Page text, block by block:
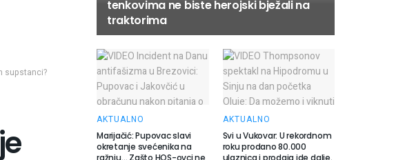
supstanci?
tenkovima ne biste herojski bježali na
traktorima
AKTUALNO
Marijačić: Pupovac slavi
okretanje svećenika na
ražnju… Zašto HOS-ovci ne
AKTUALNO
Svi u Vukovar: U rekordnom
roku prodano 80.000
ulaznica i prodaja ide dalje.